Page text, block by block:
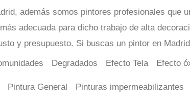
además somos pintores profesionales
adecuada para dicho trabajo de alta
y presupuesto. Si buscas un pintor en
Degradados Efecto Tela Efecto
Pintura General Pinturas impermeabilizantes